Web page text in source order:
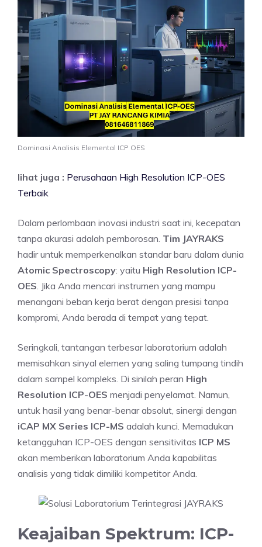
Dominasi Analisis Elemental ICP OES
lihat juga : Perusahaan High Resolution ICP-OES
Terbaik
Dalam perlombaan inovasi industri saat ini, kecepatan
tanpa akurasi adalah pemborosan. Tim JAYRAKS
hadir untuk memperkenalkan standar baru dalam dunia
Atomic Spectroscopy: yaitu High Resolution ICP-
OES . Jika Anda mencari instrumen yang mampu
menangani beban kerja berat dengan presisi tanpa
kompromi, Anda berada di tempat yang tepat.
Seringkali, tantangan terbesar laboratorium adalah
memisahkan sinyal elemen yang saling tumpang tindih
dalam sampel kompleks. Di sinilah peran High
Resolution ICP-OES menjadi penyelamat. Namun,
untuk hasil yang benar-benar absolut, sinergi dengan
iCAP MX Series ICP-MS adalah kunci. Memadukan
ketangguhan ICP-OES dengan sensitivitas ICP MS
akan memberikan laboratorium Anda kapabilitas
analisis yang tidak dimiliki kompetitor Anda.
Keajaiban Spektrum: ICP-